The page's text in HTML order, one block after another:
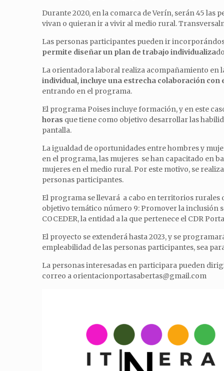
Durante 2020, en la comarca de Verín, serán 45
vivan o quieran ir a vivir al medio rural.
Las personas participantes pueden ir
permite diseñar un plan de trabajo individualiza
La orientadora laboral realiza acompañamiento en
individual, incluye una estrecha colaboración
entrando en el programa.
El programa Poises incluye formación, y en este
horas que tiene como objetivo desarrollar las
pantalla.
La igualdad de oportunidades entre hombres y
en el programa, las mujeres se han capacitado en
mujeres en el medio rural. Por este motivo, se
personas participantes.
El programa se llevará a cabo en territorios rurales
objetivo temático número 9: Promover la inclusión
COCEDER, la entidad a la que pertenece el CDR
El proyecto se extenderá hasta 2023, y se
empleabilidad de las personas participantes, sea
La personas interesadas en participara pueden
correo a orientacionportasabertas@gmail.com